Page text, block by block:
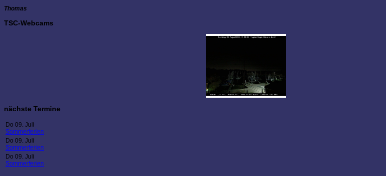
Thomas
TSC-Webcams
nächste Termine
Do 09. Juli
Sommerferien
Do 09. Juli
Sommerferien
Do 09. Juli
Sommerferien